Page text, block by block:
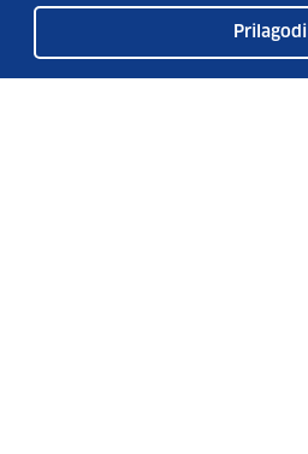
Prilagodi